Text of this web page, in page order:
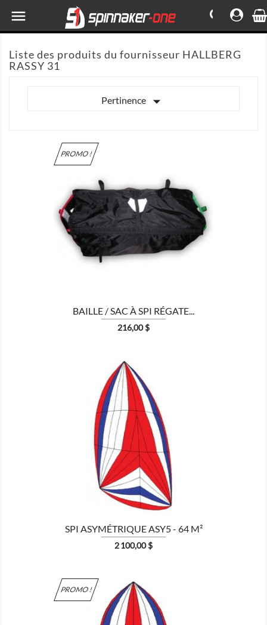

Liste des produits du fournisseur HALLBERG
RASSY 31
Pertinence 
PROMO !
BAILLE / SAC À SPI RÉGATE...
Prix
216,00 $
MONTRER
SPI ASYMÉTRIQUE ASY5 - 64 M²
Prix
2 100,00 $
MONTRER
PROMO !